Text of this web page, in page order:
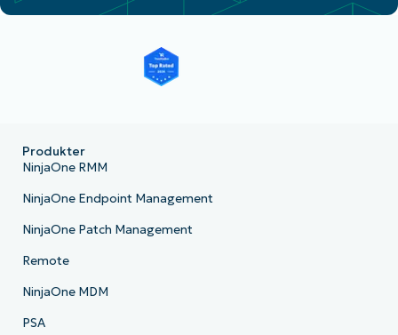
Produkter
NinjaOne RMM
NinjaOne Endpoint Management
NinjaOne Patch Management
Remote
NinjaOne MDM
PSA